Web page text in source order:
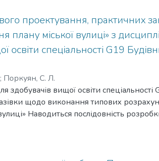
виконання курсової роботи. Методичні
проектування, практичних
міської вулиці» з
освіти спеціальності G19
; Поркуян, С. Л.
вищої освіти спеціальності
щодо виконання типових
Наводиться послідовність
необхідними нормативними даними,